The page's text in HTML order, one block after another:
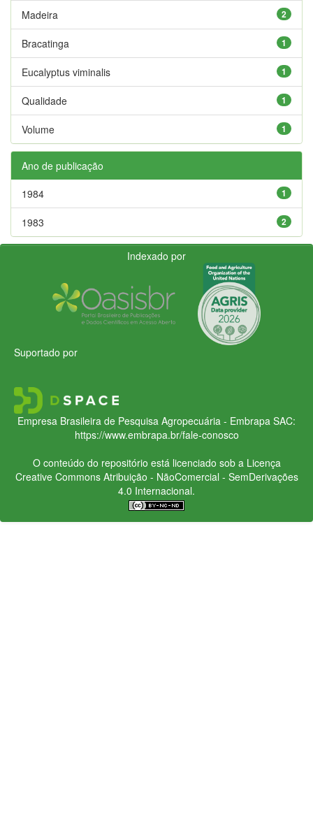
2
Madeira
1
Bracatinga
1
Eucalyptus viminalis
1
Qualidade
1
Volume
Ano de publicação
1
1984
2
1983
Indexado por
Suportado por
Empresa Brasileira de Pesquisa Agropecuária - Embrapa SAC:
https://www.embrapa.br/fale-conosco
O conteúdo do repositório está licenciado sob a Licença
Creative CommonsAtribuição - NãoComercial - SemDerivações
4.0 Internacional.